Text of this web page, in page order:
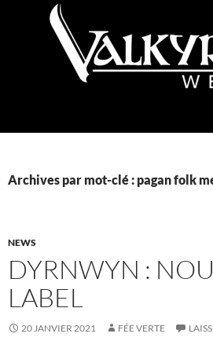
Archives par mot-clé : pagan folk
NEWS
DYRNWYN :
LABEL
20 JANVIER 2021 FÉE VERTE